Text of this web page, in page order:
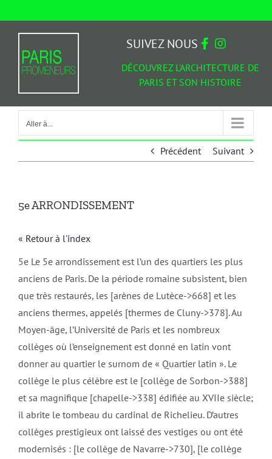
Aller à...
DÉCOUVREZ L'ARCHITECTURE DE
PARIS ET SON HISTOIRE
SUIVEZ NOUS
Aller à...
Précédent Suivant
5e ARRONDISSEMENT
« Retour à l'index
5e Le 5e arrondissement est l’un des quartiers les plus
anciens de Paris. De la période romaine subsistent, bien
que très restaurés, les [arènes de Lutèce->668] et les
anciens thermes, appelés [thermes de Cluny->378]. Au
Moyen-âge, l’Université de Paris et les nombreux
collèges où l’enseignement est donné en latin vont
donner au quartier le surnom de « Quartier latin ». Le
collège le plus célèbre est le [collège de Sorbon->388]
et sa magnifique [chapelle->338] édifiée au XVIIe siècle;
il abrite le tombeau du cardinal de Richelieu. D’autres
collèges prestigieux ont laissé des vestiges ou ont été
modernisés : [le collège de Navarre->730], [le collège